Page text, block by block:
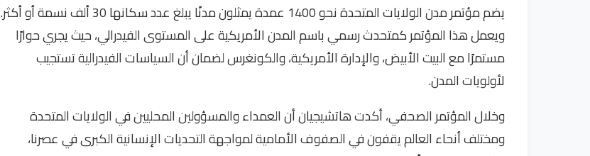
يضم مؤتمر مدن الولايات المتحدة نحو 1400 عمدة يمثلون مدنًا يبلغ عدد سكانها 30 ألف نسمة أو أكثر.
ويعمل هذا المؤتمر كمتحدث رسمي باسم المدن الأمريكية على المستوى الفيدرالي، حيث يجري حوارًا
مستمرًا مع البيت الأبيض، والإدارة الأمريكية، والكونغرس لضمان أن السياسات الفيدرالية تستجيب
لأولويات المدن.
وخلال المؤتمر الصحفي، أكدت هاتشيجيان أن العمداء والمسؤولين المحليين في الولايات المتحدة
ومختلف أنحاء العالم يقفون في الصفوف الأمامية لمواجهة التحديات الإنسانية الكبرى في عصرنا،